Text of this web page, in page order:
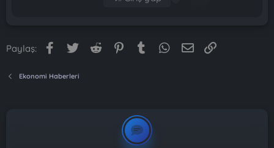
Paylaş: Facebook
Twitter Reddit PinterestTumblr WhatsApp
E-posta
Ekonomi Haberleri